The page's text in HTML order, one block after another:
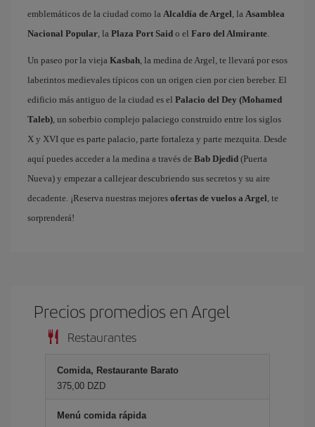
emblemáticos de la ciudad como la Alcaldía de Argel, la Asamblea
Nacional Popular, la Plaza Port Said o el Faro del Almirante.
Un paseo por la vieja Kasbah, la medina de Argel, te llevará por esos
laberintos medievales típicos con un origen cien por cien bereber. El
edificio más antiguo de la ciudad es el Palacio del Dey (Mohamed
Taleb), un soberbio complejo palaciego construido entre los siglos
X y XVI que es parte palacio, parte fortaleza y parte mezquita. Desde
aquí puedes acceder a la medina a través de Bab Djedid (Puerta
Nueva) y empezar a callejear descubriendo sus secretos y su aire
decadente. ¡Reserva nuestras mejores ofertas de vuelos a Argel, te
sorprenderá!
Precios promedios en Argel
Restaurantes
Comida, Restaurante Barato
375,00 DZD
Menú comida rápida